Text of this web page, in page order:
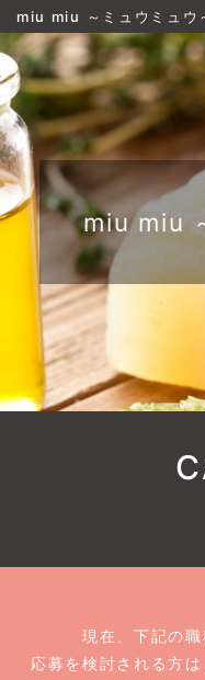
miu miu ～ミュウミュウ
miu miu
現在、下記の職
応募を検討される方